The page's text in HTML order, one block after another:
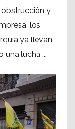
y
los
ya llevan
una lucha ...